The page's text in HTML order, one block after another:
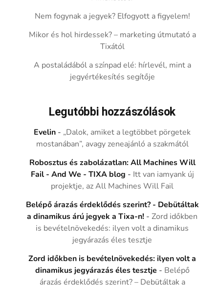
Nem fogynak a jegyek? Elfogyott a figyelem!
Mikor és hol hirdessek? – marketing útmutató a
Tixától
A postaládából a színpad elé: hírlevél, mint a
jegyértékesítés segítője
Legutóbbi hozzászólások
Evelin - „Dalok, amiket a legtöbbet pörgetek
mostanában”, avagy zeneajánló a szakmától
Robosztus és zabolázatlan: All Machines Will
Fail - And We - TIXA blog - Itt van iamyank új
projektje, az All Machines Will Fail
Belépő árazás érdeklődés szerint? - Debütáltak
a dinamikus árú jegyek a Tixa-n! -Zord időkben
is bevételnövekedés: ilyen volt a dinamikus
jegyárazás éles tesztje
Zord időkben is bevételnövekedés: ilyen volt a
dinamikus jegyárazás éles tesztje - Belépő
árazás érdeklődés szerint? – Debütáltak a